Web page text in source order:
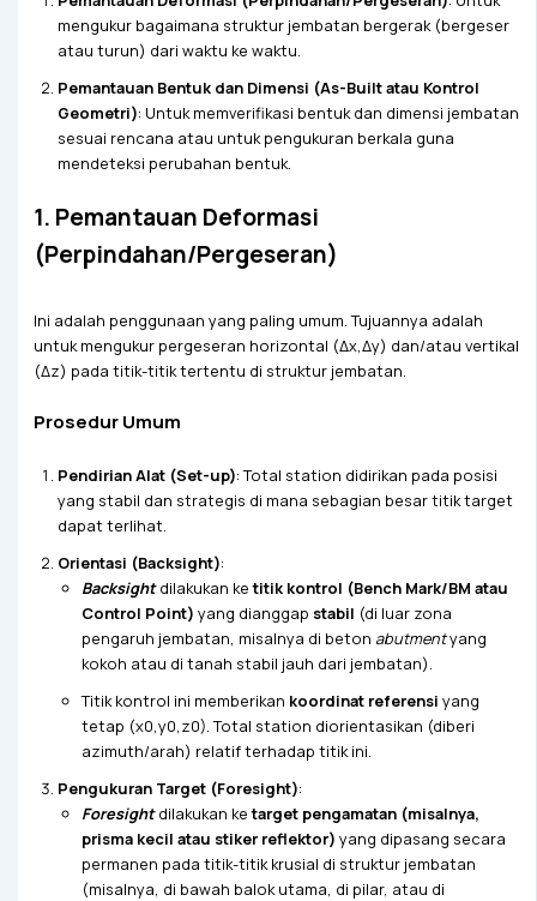
mengukur bagaimana struktur jembatan bergerak (bergeser
atau turun) dari waktu ke waktu.
Pemantauan Bentuk dan Dimensi (As-Built atau Kontrol
Geometri): Untuk memverifikasi bentuk dan dimensi jembatan
sesuai rencana atau untuk pengukuran berkala guna
mendeteksi perubahan bentuk.
1. Pemantauan Deformasi
(Perpindahan/Pergeseran)
Ini adalah penggunaan yang paling umum. Tujuannya adalah
untuk mengukur pergeseran horizontal (Δx,Δy) dan/atau vertikal
(Δz) pada titik-titik tertentu di struktur jembatan.
Prosedur Umum
Pendirian Alat (Set-up): Total station didirikan pada posisi
yang stabil dan strategis di mana sebagian besar titik target
dapat terlihat.
Orientasi (Backsight):
Backsightdilakukan ketitik kontrol (Bench Mark/BM atau
Control Point) yang dianggap stabil (di luar zona
pengaruh jembatan, misalnya di beton abutmentyang
kokoh atau di tanah stabil jauh dari jembatan).
Titik kontrol ini memberikan koordinat referensi yang
tetap (x0​,y0​,z0​). Total station diorientasikan (diberi
azimuth/arah) relatif terhadap titik ini.
Pengukuran Target (Foresight):
Foresightdilakukan ketarget pengamatan (misalnya,
prisma kecil atau stiker reflektor) yang dipasang secara
permanen pada titik-titik krusial di struktur jembatan
(misalnya, di bawah balok utama, di pilar, atau di